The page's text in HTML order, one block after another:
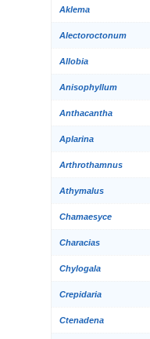
Aklema
Alectoroctonum
Allobia
Anisophyllum
Anthacantha
Aplarina
Arthrothamnus
Athymalus
Chamaesyce
Characias
Chylogala
Crepidaria
Ctenadena